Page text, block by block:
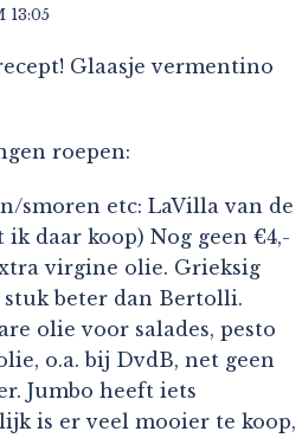
13:05
Glaasje vermentino
roepen:
smoren etc: LaVilla van de
daar koop) Nog geen €4,-
virgine olie. Grieksig
stuk beter dan Bertolli.
olie voor salades, pesto
o.a. bij DvdB, net geen
Jumbo heeft iets
is er veel mooier te koop,